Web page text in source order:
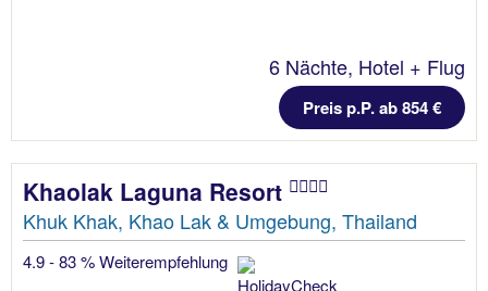
6 Nächte, Hotel + Flug
Preis p.P. ab 854 €
Khaolak Laguna Resort
Khuk Khak, Khao Lak & Umgebung, Thailand
4.9 - 83 % Weiterempfehlung